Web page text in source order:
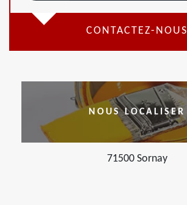
CONTACTEZ-NOUS
NOUS LOCALISER
71500 Sornay